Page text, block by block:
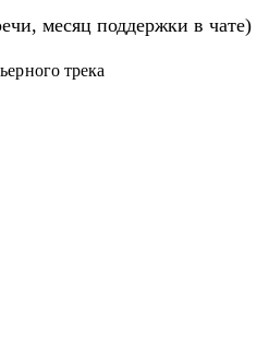
и вырасти в зарплате
месяц поддержки в чате)
трека